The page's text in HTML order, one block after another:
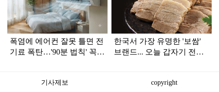
폭염에 에어컨 잘못 틀면 전
기료 폭탄…'90분 법칙' 꼭
한국서 가장 유명한 '보쌈'
브랜드... 오늘 갑자기 전해
기사제보 copyright